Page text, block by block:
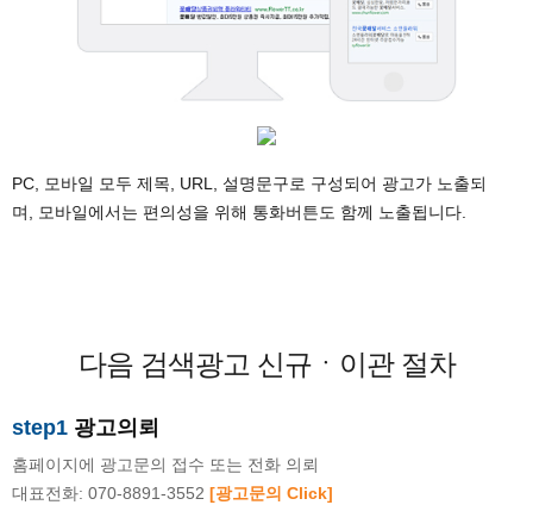
PC, 모바일 모두 제목, URL, 설명문구로 구성되어 광고가 노출되
며, 모바일에서는 편의성을 위해 통화버튼도 함께 노출됩니다.
다음 검색광고 신규ㆍ이관 절차
step1 광고의뢰
홈페이지에 광고문의 접수 또는 전화 의뢰
대표전화: 070-8891-3552 [광고문의 Click]